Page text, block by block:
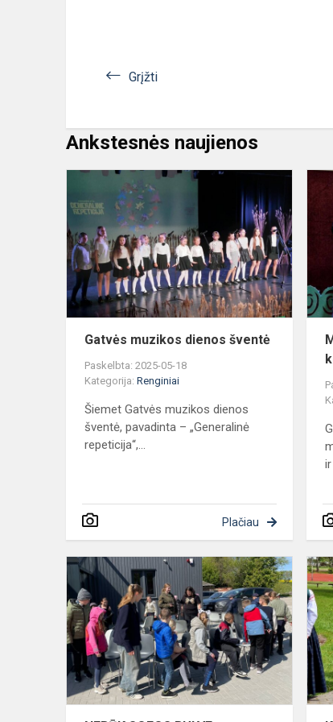
Grįžti
Ankstesnės naujienos
Gatvės
dienos
šventė
Gatvės muzikos dienos šventė
Paskelbta: 2025-05-18
Kategorija: Renginiai
Šiemet Gatvės muzikos dienos
šventė, pavadinta – „Generalinė
repeticija“,...
Plačiau
NEBŪK
SOFOS
BULVE